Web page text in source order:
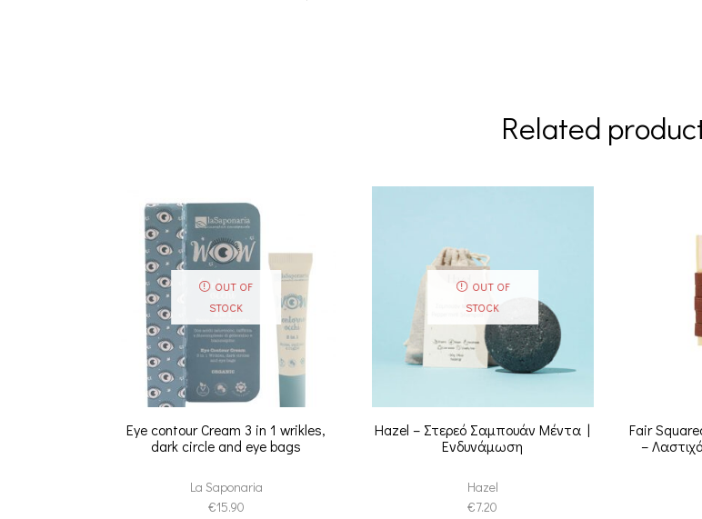
Related
OUT OF
STOCK
Eye contour Cream 3 in 1 wrikles,
dark circle and eye bags
La Saponaria
€15.90
OUT OF
STOCK
Hazel – Στερεό Σαμπουάν Μέντα |
Ενδυνάμωση
Hazel
€7.20
Fair
–